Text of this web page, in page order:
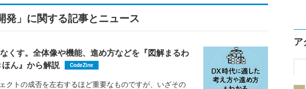
発」に関する記事とニュース
くす。全体像や機能、進め方などを『図解まるわ
ん』から解説
CodeZine
クトの成否を左右するほど重要なものですが、いざその
ア